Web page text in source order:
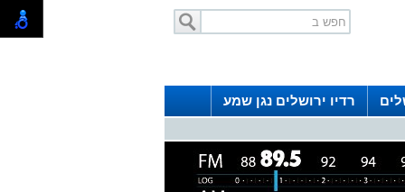
רדיו ירושלים נגן שמע